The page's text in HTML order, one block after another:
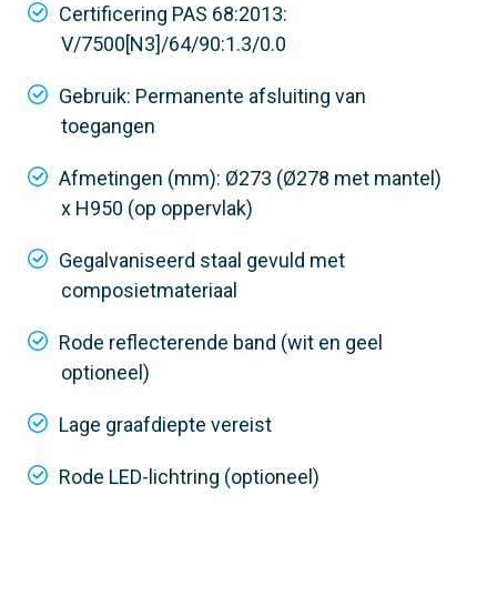
Certificering PAS 68:2013:
V/7500[N3]/64/90:1.3/0.0
Gebruik: Permanente afsluiting van
toegangen
Afmetingen (mm): Ø273 (Ø278 met mantel)
x H950 (op oppervlak)
Gegalvaniseerd staal gevuld met
composietmateriaal
Rode reflecterende band (wit en geel
optioneel)
Lage graafdiepte vereist
Rode LED-lichtring (optioneel)